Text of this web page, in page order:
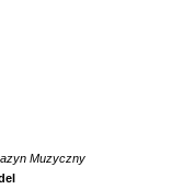
Muzyczny